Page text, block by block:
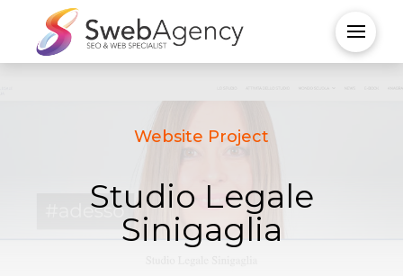
Website Project
Studio Legale
Sinigaglia